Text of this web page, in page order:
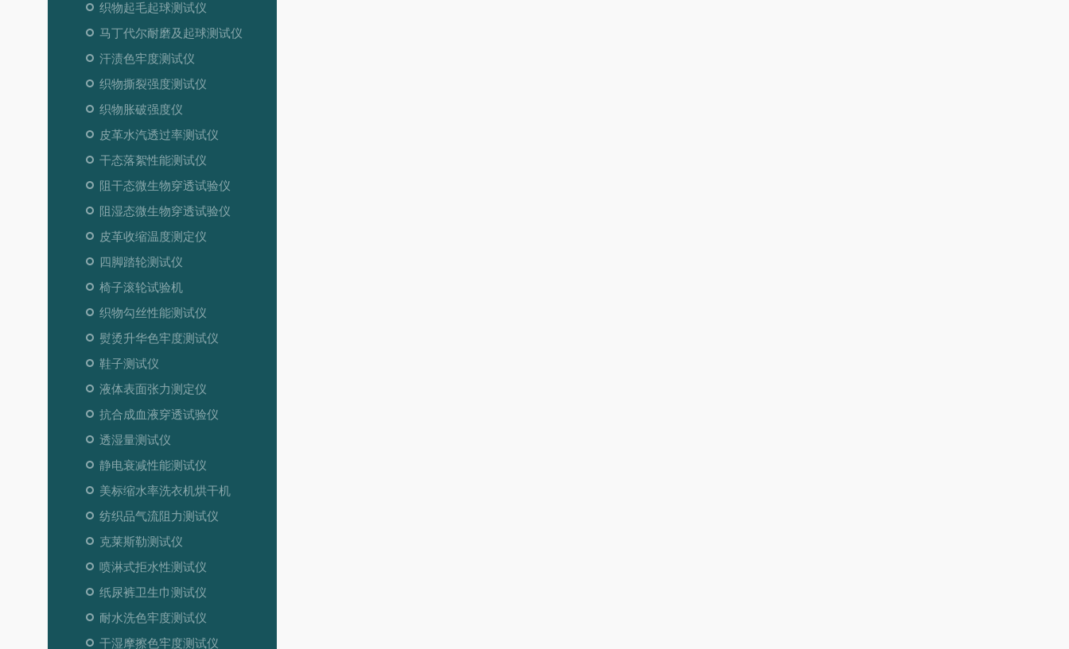
织物起毛起球测试仪
马丁代尔耐磨及起球测试仪
汗渍色牢度测试仪
织物撕裂强度测试仪
织物胀破强度仪
皮革水汽透过率测试仪
干态落絮性能测试仪
阻干态微生物穿透试验仪
阻湿态微生物穿透试验仪
皮革收缩温度测定仪
四脚踏轮测试仪
椅子滚轮试验机
织物勾丝性能测试仪
熨烫升华色牢度测试仪
鞋子测试仪
液体表面张力测定仪
抗合成血液穿透试验仪
透湿量测试仪
静电衰减性能测试仪
美标缩水率洗衣机烘干机
纺织品气流阻力测试仪
克莱斯勒测试仪
喷淋式拒水性测试仪
纸尿裤卫生巾测试仪
耐水洗色牢度测试仪
干湿摩擦色牢度测试仪